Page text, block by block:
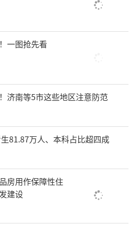
一图抢先看
济南等5市这些地区注意防范
81.87万人、本科占比超四成
房用作保障性住
建设